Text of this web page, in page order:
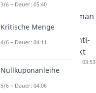
rung
aus
Dauer: 05:34
rung
aus
Dauer: 03:14
Lohman
Ruchti-
Effekt
Dauer: 03:53
3/6 – Dauer: 05:40
Kritische Menge
4/6 – Dauer: 04:11
Nullkuponanleihe
5/6 – Dauer: 04:06